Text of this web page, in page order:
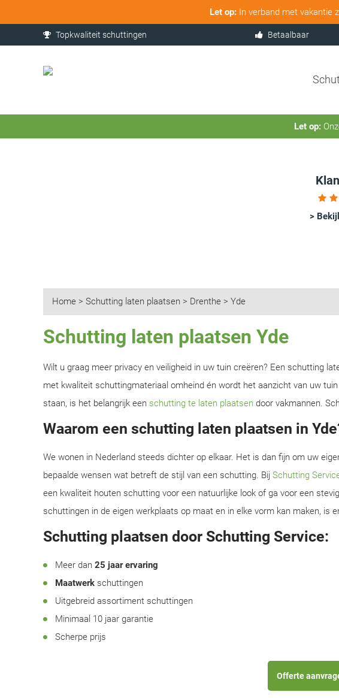
Let op:In verband met vakantie
Topkwaliteit schuttingen Betaalbaar
Let op:
>
Home > Schutting laten plaatsen > Drenthe > Yde
Schutting laten plaatsen Yde
Wilt u graag meer privacy en veiligheid in uw tuin creëren? Een schutting
met kwaliteit schuttingmateriaal omheind én wordt het aanzicht van uw
staan, is het belangrijk een schutting te laten plaatsen door vakmannen.
Waarom een schutting laten plaatsen in
We wonen in Nederland steeds dichter op elkaar. Het is dan fijn om uw
bepaalde wensen wat betreft de stijl van een schutting. Bij Schutting
een kwaliteit houten schutting voor een natuurlijke look of ga voor een
schuttingen in de eigen werkplaats op maat en in elke vorm kan maken, is
Schutting plaatsen door Schutting Service:
Meer dan 25 jaar ervaring
Maatwerk schuttingen
Uitgebreid assortiment schuttingen
Minimaal 10 jaar garantie
Scherpe prijs
Offerte